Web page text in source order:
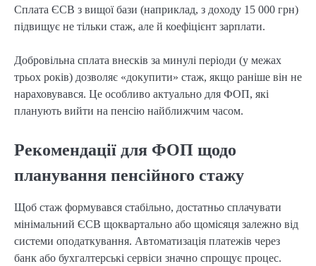
Сплата ЄСВ з вищої бази (наприклад, з доходу 15 000 грн)
підвищує не тільки стаж, але й коефіцієнт зарплати.
Добровільна сплата внесків за минулі періоди (у межах
трьох років) дозволяє «докупити» стаж, якщо раніше він не
нараховувався. Це особливо актуально для ФОП, які
планують вийти на пенсію найближчим часом.
Рекомендації для ФОП щодо
планування пенсійного стажу
Щоб стаж формувався стабільно, достатньо сплачувати
мінімальний ЄСВ щоквартально або щомісяця залежно від
системи оподаткування. Автоматизація платежів через
банк або бухгалтерські сервіси значно спрощує процес.